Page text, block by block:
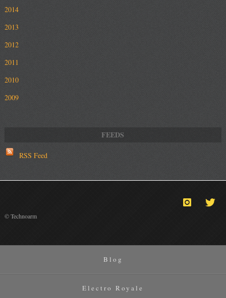
2014
2013
2012
2011
2010
2009
RSS Feed
© Technoarm
Blog
Electro Royale